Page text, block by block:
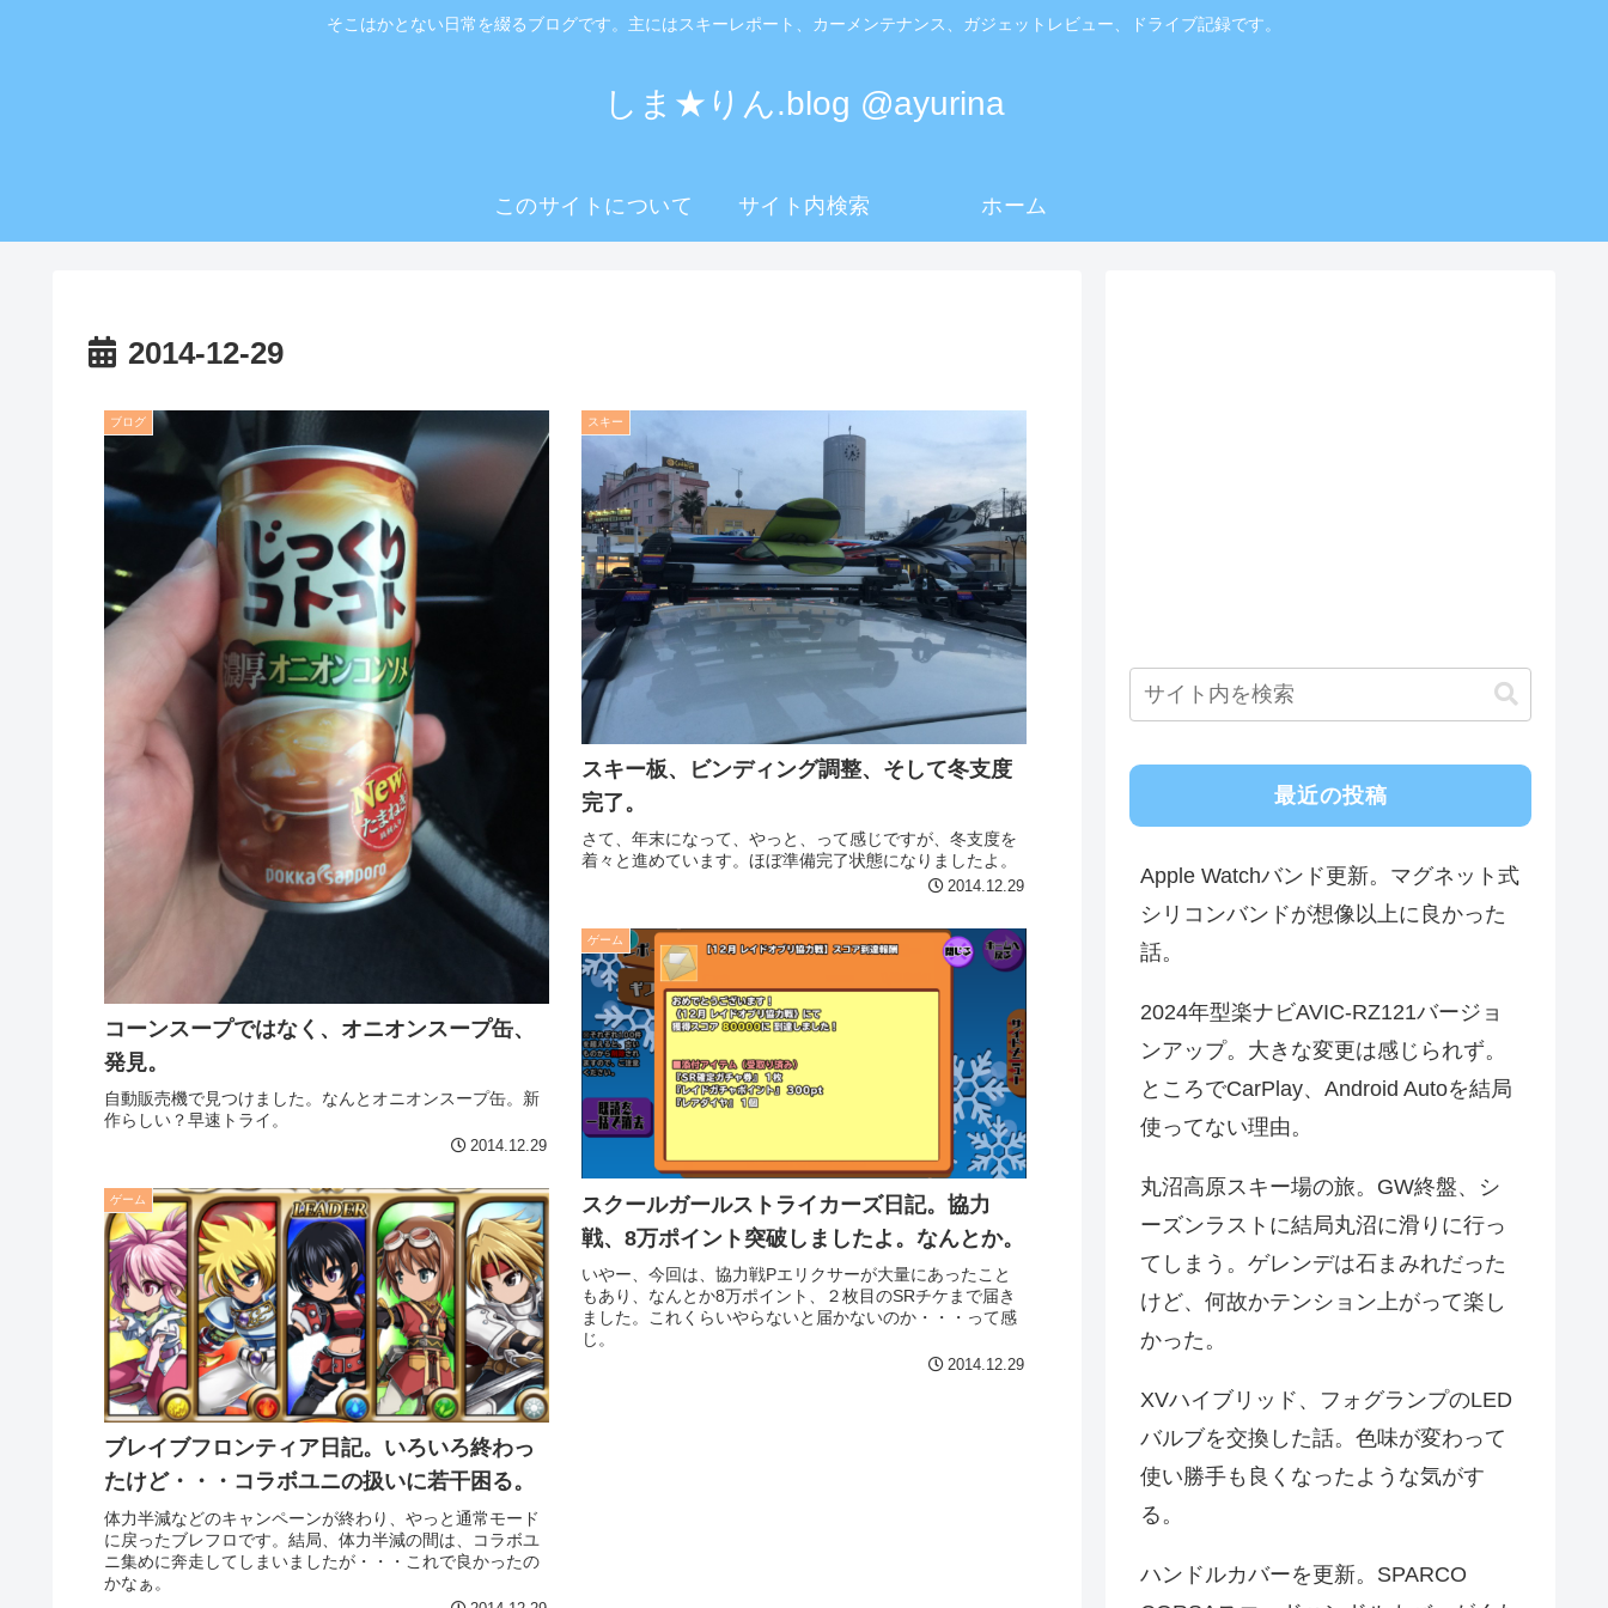
そこはかとない日常を綴るブログです。主にはスキーレポート、カーメンテナンス、ガジェットレビュー、ドライブ記録です。
しま★りん.blog @ayurina
このサイトについて サイト内検索 ホーム
2014-12-29
ブログ
コーンスープではなく、オニオンスープ缶、
発見。
自動販売機で見つけました。なんとオニオンスープ缶。新
作らしい？早速トライ。
2014.12.29
スキー
スキー板、ビンディング調整、そして冬支度
完了。
さて、年末になって、やっと、って感じですが、冬支度を
着々と進めています。ほぼ準備完了状態になりましたよ。
2014.12.29
ゲーム
スクールガールストライカーズ日記。協力
戦、8万ポイント突破しましたよ。なんとか。
いやー、今回は、協力戦Pエリクサーが大量にあったこと
もあり、なんとか8万ポイント、２枚目のSRチケまで届き
ました。これくらいやらないと届かないのか・・・って感
じ。
2014.12.29
ゲーム
ブレイブフロンティア日記。いろいろ終わっ
たけど・・・コラボユニの扱いに若干困る。
体力半減などのキャンペーンが終わり、やっと通常モード
に戻ったブレフロです。結局、体力半減の間は、コラボユ
ニ集めに奔走してしまいましたが・・・これで良かったの
かなぁ。
最近の投稿
Apple Watchバンド更新。マグネット式
シリコンバンドが想像以上に良かった
話。
2024年型楽ナビAVIC-RZ121バージョ
ンアップ。大きな変更は感じられず。
ところでCarPlay、Android Autoを結局
使ってない理由。
丸沼高原スキー場の旅。GW終盤、シ
ーズンラストに結局丸沼に滑りに行っ
てしまう。ゲレンデは石まみれだった
けど、何故かテンション上がって楽し
かった。
XVハイブリッド、フォグランプのLED
バルブを交換した話。色味が変わって
使い勝手も良くなったような気がす
る。
ハンドルカバーを更新。SPARCO